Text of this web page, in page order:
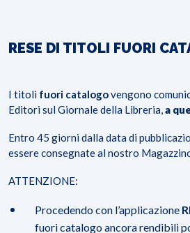
RESE DI TITOLI FUORI
I titoli fuori catalogovengono
Editori sul Giornale della Libreria,a
Entro 45 giorni dalla data di
essere consegnate al nostro
ATTENZIONE:
Procedendo con l’applicazione
fuori catalogo ancora rendibili